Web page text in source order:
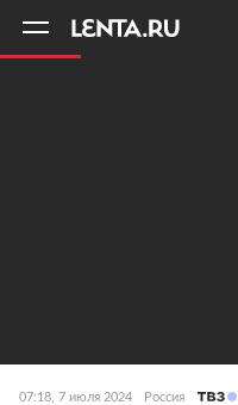
07:18, 7 июля 2024 Россия